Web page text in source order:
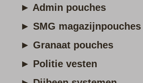
► Admin pouches
► SMG magazijnpouches
► Granaat pouches
► Politie vesten